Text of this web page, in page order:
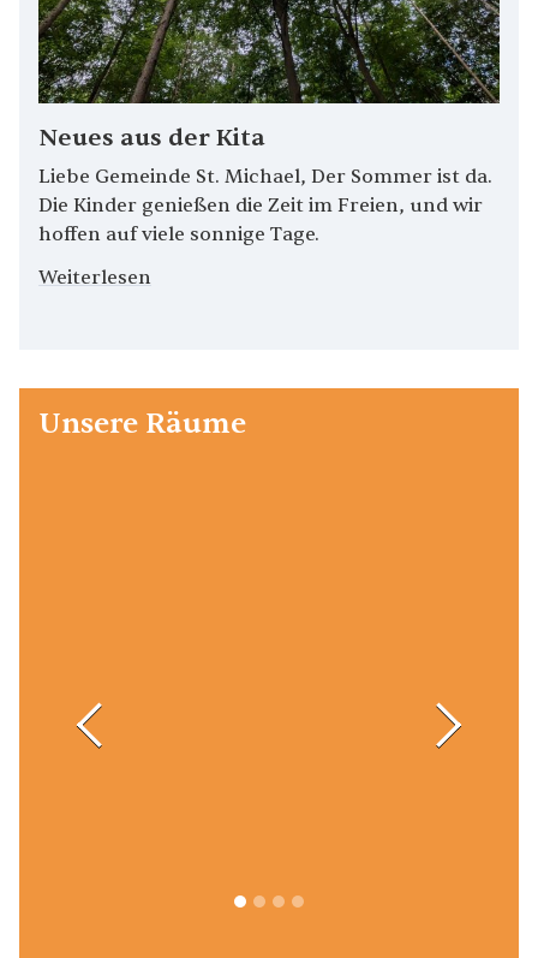
Neues aus der Kita
Liebe Gemeinde St. Michael, Der Sommer ist da.
Die Kinder genießen die Zeit im Freien, und wir
hoffen auf viele sonnige Tage.
Weiterlesen
Unsere Räume